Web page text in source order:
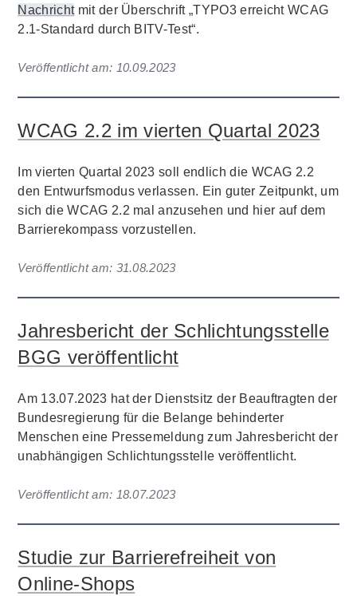
Nachrichtmit der Überschrift „TYPO3 erreicht WCAG
2.1-Standard durch BITV-Test“.
Veröffentlicht am: 10.09.2023
WCAG 2.2 im vierten Quartal 2023
Im vierten Quartal 2023 soll endlich die WCAG 2.2
den Entwurfsmodus verlassen. Ein guter Zeitpunkt, um
sich die WCAG 2.2 mal anzusehen und hier auf dem
Barrierekompass vorzustellen.
Veröffentlicht am: 31.08.2023
Jahresbericht der Schlichtungsstelle
BGG veröffentlicht
Am 13.07.2023 hat der Dienstsitz der Beauftragten der
Bundesregierung für die Belange behinderter
Menschen eine Pressemeldung zum Jahresbericht der
unabhängigen Schlichtungsstelle veröffentlicht.
Veröffentlicht am: 18.07.2023
Studie zur Barrierefreiheit von
Online-Shops